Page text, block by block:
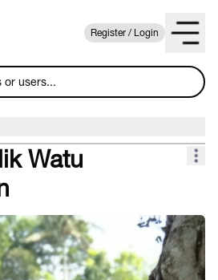
Register / Login
Watu